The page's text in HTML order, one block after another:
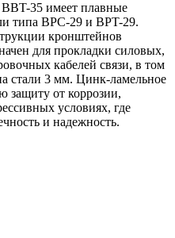
35 имеет плавные
типа BPC-29 и BPT-29.
кронштейнов
для прокладки силовых,
кабелей связи, в том
стали 3 мм. Цинк-ламельное
защиту от коррозии,
условиях, где
и надежность.